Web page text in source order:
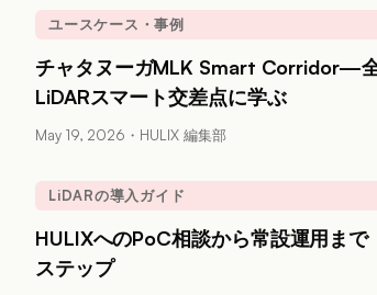
ユースケース・事例
チャタヌーガMLK Smart Corridor—
LiDARスマート交差点に学ぶ
May 19, 2026 ・ HULIX 編集部
LiDARの導入ガイド
HULIXへのPoC相談から常設運用まで
ステップ